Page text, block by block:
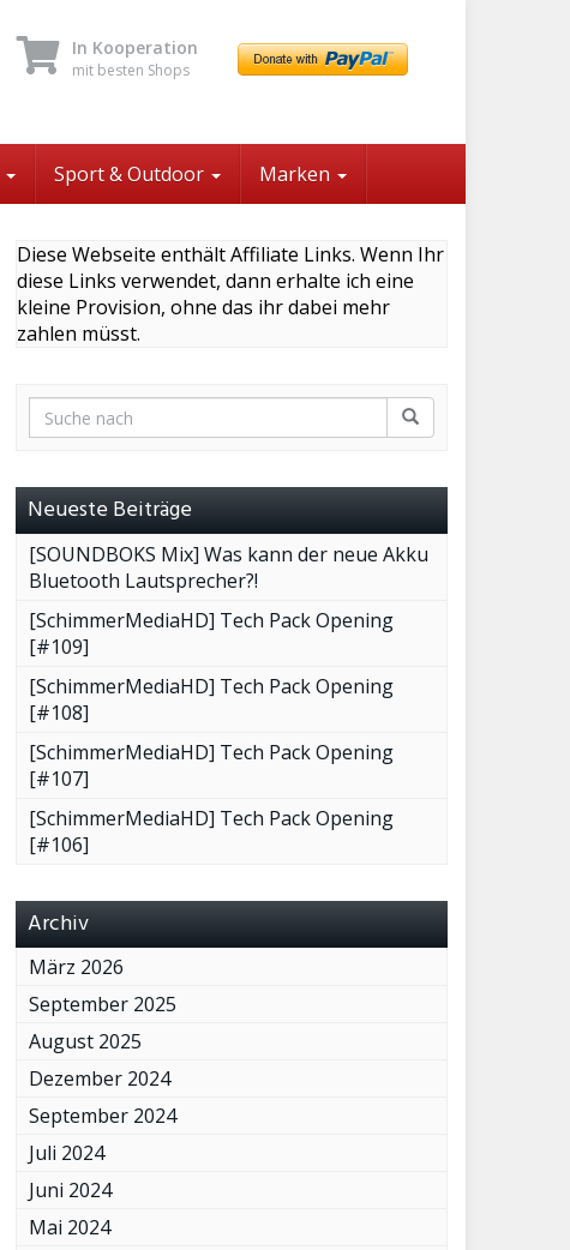
In Kooperation
mit besten Shops
Sport & Outdoor Marken
Diese Webseite enthält Affiliate Links. Wenn Ihr
diese Links verwendet, dann erhalte ich eine
kleine Provision, ohne das ihr dabei mehr
zahlen müsst.
Neueste Beiträge
[SOUNDBOKS Mix] Was kann der neue Akku
Bluetooth Lautsprecher?!
[SchimmerMediaHD] Tech Pack Opening
[#109]
[SchimmerMediaHD] Tech Pack Opening
[#108]
[SchimmerMediaHD] Tech Pack Opening
[#107]
[SchimmerMediaHD] Tech Pack Opening
[#106]
Archiv
März 2026
September 2025
August 2025
Dezember 2024
September 2024
Juli 2024
Juni 2024
Mai 2024